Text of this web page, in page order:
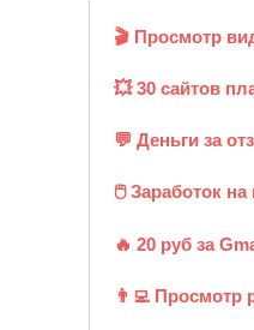
🎬 Просмотр
💥 30 сайтов
💬 Деньги за
🖱️ Заработок на
🔥 20 руб за
👨‍💻 Просмотр